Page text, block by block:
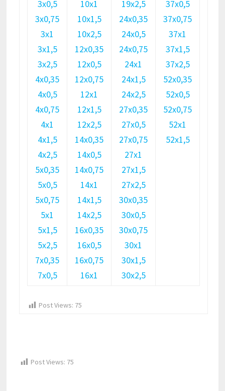
3х0,5
3х0,75
3х1
3х1,5
3х2,5
4х0,35
4х0,5
4х0,75
4х1
4х1,5
4х2,5
5х0,35
5х0,5
5х0,75
5х1
5х1,5
5х2,5
7х0,35
7х0,5
10х1
10х1,5
10х2,5
12х0,35
12х0,5
12х0,75
12х1
12х1,5
12х2,5
14х0,35
14х0,5
14х0,75
14х1
14х1,5
14х2,5
16х0,35
16х0,5
16х0,75
16х1
19х2,5
24х0,35
24х0,5
24х0,75
24х1
24х1,5
24х2,5
27х0,35
27х0,5
27х0,75
27х1
27х1,5
27х2,5
30х0,35
30х0,5
30х0,75
30х1
30х1,5
30х2,5
37х0,5
37х0,75
37х1
37х1,5
37х2,5
52х0,35
52х0,5
52х0,75
52х1
52х1,5
Post Views: 75
Post Views: 75